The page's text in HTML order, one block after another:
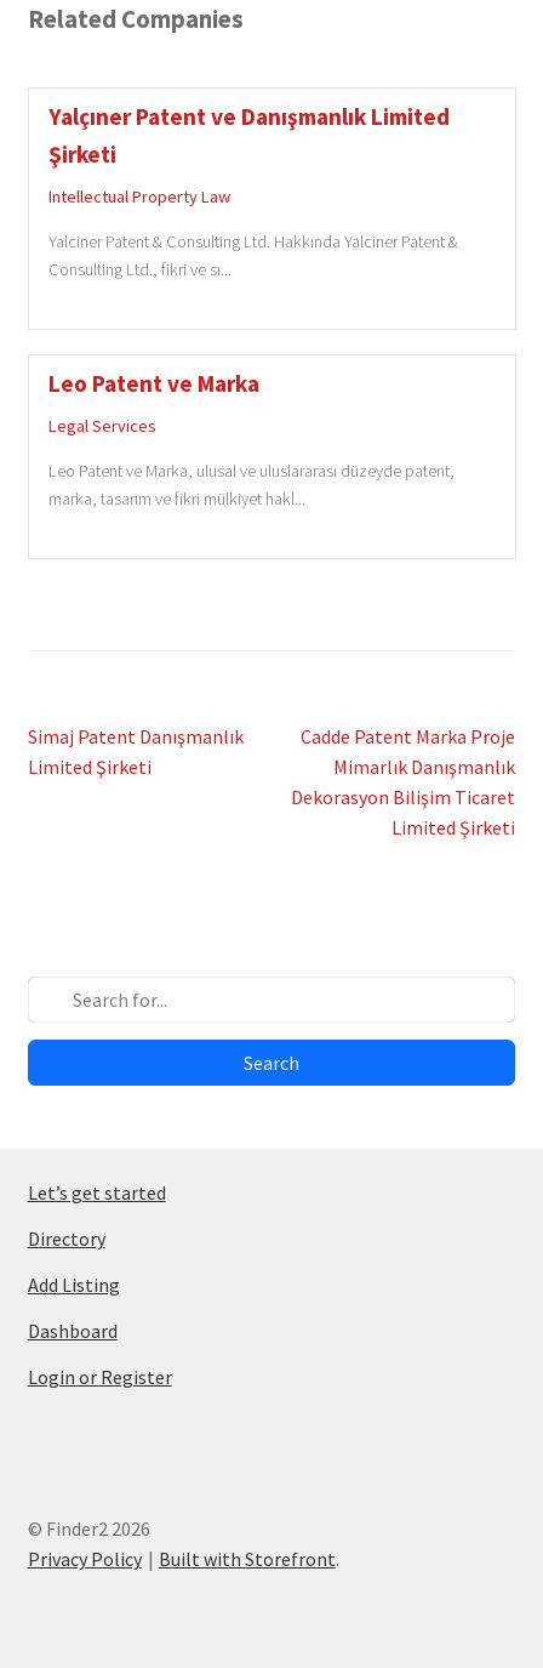
Related Companies
Yalçıner Patent ve Danışmanlık Limited
Şirketi
Intellectual Property Law
Yalciner Patent & Consulting Ltd. Hakkında Yalciner Patent &
Consulting Ltd., fikri ve sı...
Leo Patent ve Marka
Legal Services
Leo Patent ve Marka, ulusal ve uluslararası düzeyde patent,
marka, tasarım ve fikri mülkiyet hakl...
Post
navigation
Previous
post:
Simaj Patent Danışmanlık
Limited Şirketi
Next
post:
Cadde Patent Marka Proje
Mimarlık Danışmanlık
Dekorasyon Bilişim Ticaret
Limited Şirketi
Search
Let’s get started
Directory
Add Listing
Dashboard
Login or Register
© Finder2 2026
Privacy Policy
Built with Storefront.